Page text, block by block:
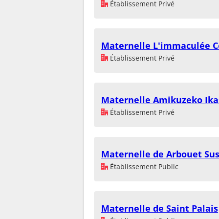
Établissement Privé
Maternelle L'immaculée
Établissement Privé
Maternelle Amikuzeko
Établissement Privé
Maternelle de Arbouet
Établissement Public
Maternelle de Saint Palais